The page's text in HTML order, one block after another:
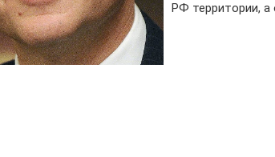
РФ территории, а